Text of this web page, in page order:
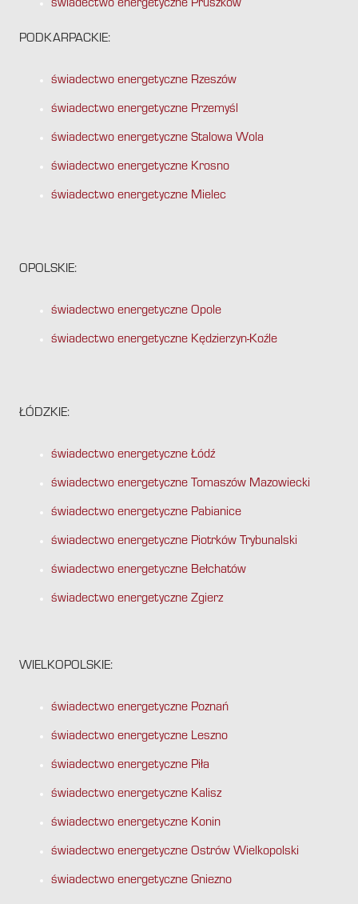
świadectwo energetyczne Pruszków
PODKARPACKIE:
świadectwo energetyczne Rzeszów
świadectwo energetyczne Przemyśl
świadectwo energetyczne Stalowa Wola
świadectwo energetyczne Krosno
świadectwo energetyczne Mielec
OPOLSKIE:
świadectwo energetyczne Opole
świadectwo energetyczne Kędzierzyn-Koźle
ŁÓDZKIE:
świadectwo energetyczne Łódź
świadectwo energetyczne Tomaszów Mazowiecki
świadectwo energetyczne Pabianice
świadectwo energetyczne Piotrków Trybunalski
świadectwo energetyczne Bełchatów
świadectwo energetyczne Zgierz
WIELKOPOLSKIE:
świadectwo energetyczne Poznań
świadectwo energetyczne Leszno
świadectwo energetyczne Piła
świadectwo energetyczne Kalisz
świadectwo energetyczne Konin
świadectwo energetyczne Ostrów Wielkopolski
świadectwo energetyczne Gniezno